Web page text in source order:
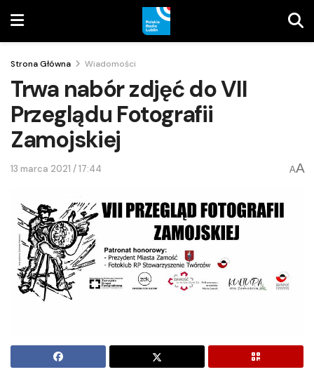
Strona Główna Wiadomości
Trwa nabór zdjęć do VII
Przeglądu Fotografii
Zamojskiej
13 marca 2021 / 17:44 AA